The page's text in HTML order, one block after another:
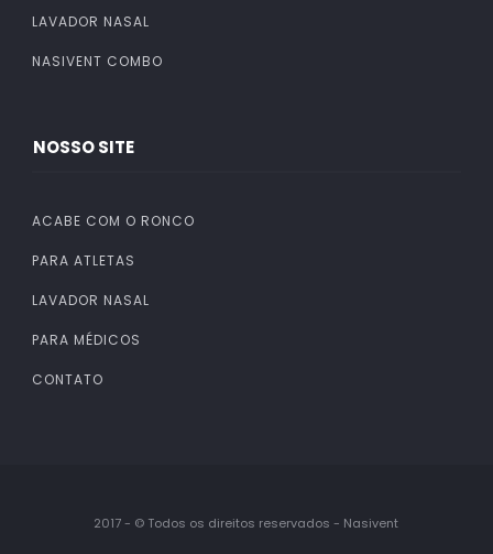
LAVADOR NASAL
NASIVENT COMBO
NOSSO SITE
ACABE COM O RONCO
PARA ATLETAS
LAVADOR NASAL
PARA MÉDICOS
CONTATO
2017 - © Todos os direitos reservados - Nasivent